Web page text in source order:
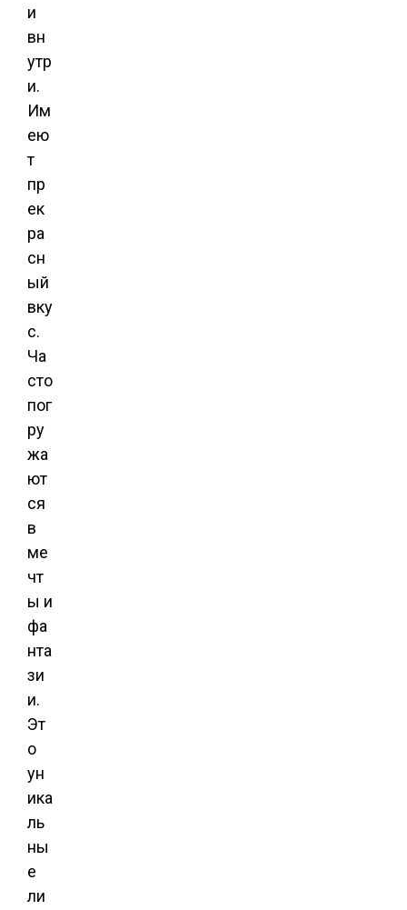
и
вн
утр
и.
Им
ею
т
пр
ек
ра
сн
ый
вку
с.
Ча
сто
пог
ру
жа
ют
ся
в
ме
чт
ы и
фа
нта
зи
и.
Эт
о
ун
ика
ль
ны
е
ли